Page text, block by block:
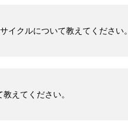
イクルについて教えてください。
えてください。